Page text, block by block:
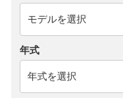
年式